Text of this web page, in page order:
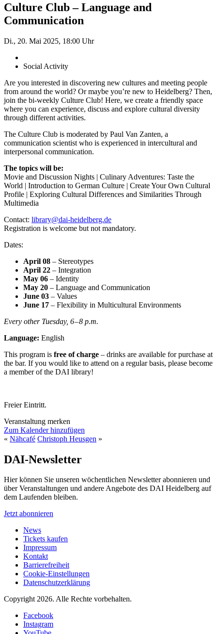
Culture Club – Language and
Communication
Di., 20. Mai 2025, 18:00 Uhr
Social Activity
Are you interested in discovering new cultures and meeting people
from around the world? Or maybe you’re new to Heidelberg? Then,
join the bi-weekly Culture Club! Here, we create a friendly space
where you can experience, discuss and explore cultural diversity
through different activities.
The Culture Club is moderated by Paul Van Zanten, a
communication scientist who is experienced in inter­cultural and
interpersonal communication.
The topics will be:
Movie and Discussion Nights | Culinary Adventures: Taste the
World | Introduction to German Culture | Create Your Own Cultural
Profile | Exploring Cultural Differences and Similarities Through
Multimedia
Contact: library@dai-heidelberg.de
Registration is welcome but not mandatory.
Dates:
April 08 – Stereotypes
April 22 – Integration
May 06 – Identity
May 20 – Language and Communication
June 03 – Values
June 17 – Flexibility in Multicultural Environments
Every other Tuesday, 6 – 8 p.m.
Language: English
This program is free of charge – drinks are available for purchase at
the bar. If you would like to attend on a regular basis, please become
a member of the DAI library!
Freier Eintritt.
Veranstaltung merken
Zum Kalender hinzufügen
« Nähcafé Christoph Heusgen »
DAI-Newsletter
Hier können Sie unseren wöchentlichen Newsletter abonnieren und
über Veranstaltungen und andere Angebote des DAI Heidelberg auf
dem Laufenden bleiben.
Jetzt abonnieren
News
Tickets kaufen
Impressum
Kontakt
Barrierefreiheit
Cookie-Einstellungen
Datenschutzerklärung
Copyright 2026. Alle Rechte vorbehalten.
Facebook
Instagram